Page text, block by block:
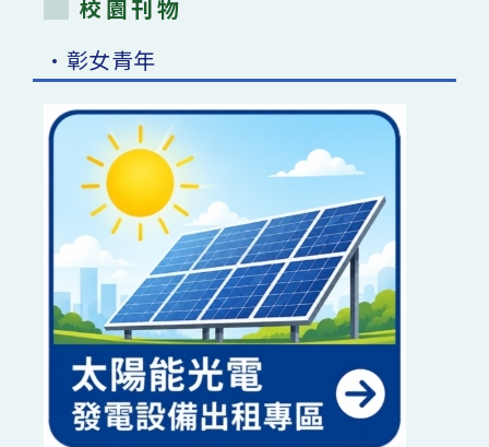
校園刊物
•彰女青年